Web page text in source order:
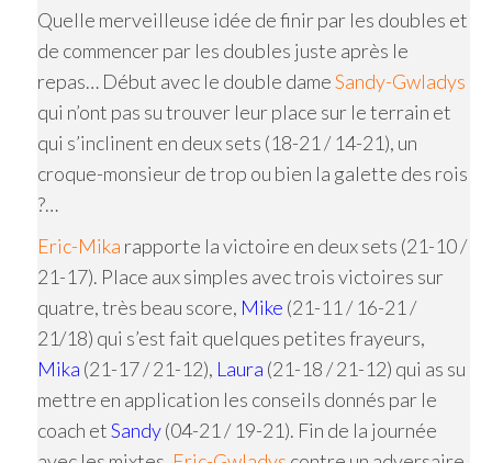
Quelle merveilleuse idée de finir par les doubles et
de commencer par les doubles juste après le
repas… Début avec le double dameSandy-Gwladys
qui n’ont pas su trouver leur place sur le terrain et
qui s’inclinent en deux sets (18-21 / 14-21), un
croque-monsieur de trop ou bien la galette des rois
?…
Eric-Mika rapporte la victoire en deux sets (21-10 /
21-17). Place aux simples avec trois victoires sur
quatre, très beau score, Mike (21-11 / 16-21 /
21/18) qui s’est fait quelques petites frayeurs,
Mika (21-17 / 21-12), Laura (21-18 / 21-12) qui as su
mettre en application les conseils donnés par le
coach etSandy(04-21 / 19-21). Fin de la journée